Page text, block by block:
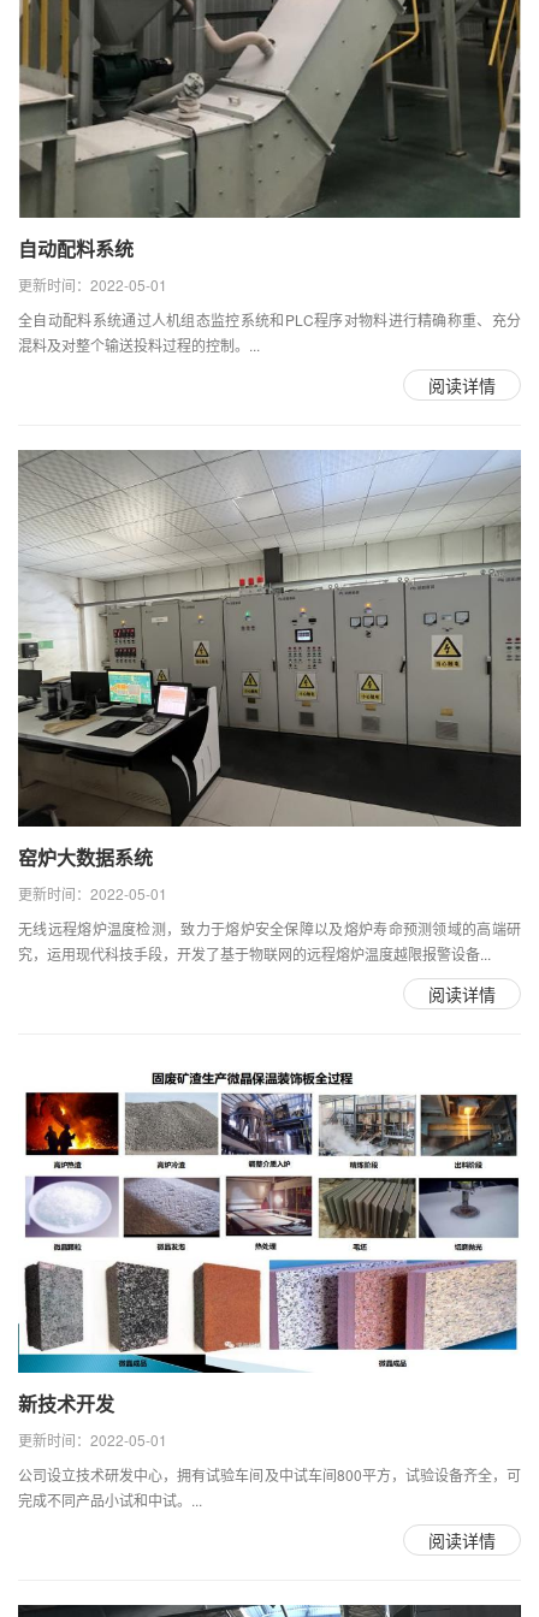
自动配料系统
更新时间：2022-05-01
全自动配料系统通过人机组态监控系统和PLC程序对物料进行精确称重、充分
混料及对整个输送投料过程的控制。...
阅读详情
窑炉大数据系统
更新时间：2022-05-01
无线远程熔炉温度检测，致力于熔炉安全保障以及熔炉寿命预测领域的高端研
究，运用现代科技手段，开发了基于物联网的远程熔炉温度越限报警设备...
阅读详情
新技术开发
更新时间：2022-05-01
公司设立技术研发中心，拥有试验车间及中试车间800平方，试验设备齐全，可
完成不同产品小试和中试。...
阅读详情